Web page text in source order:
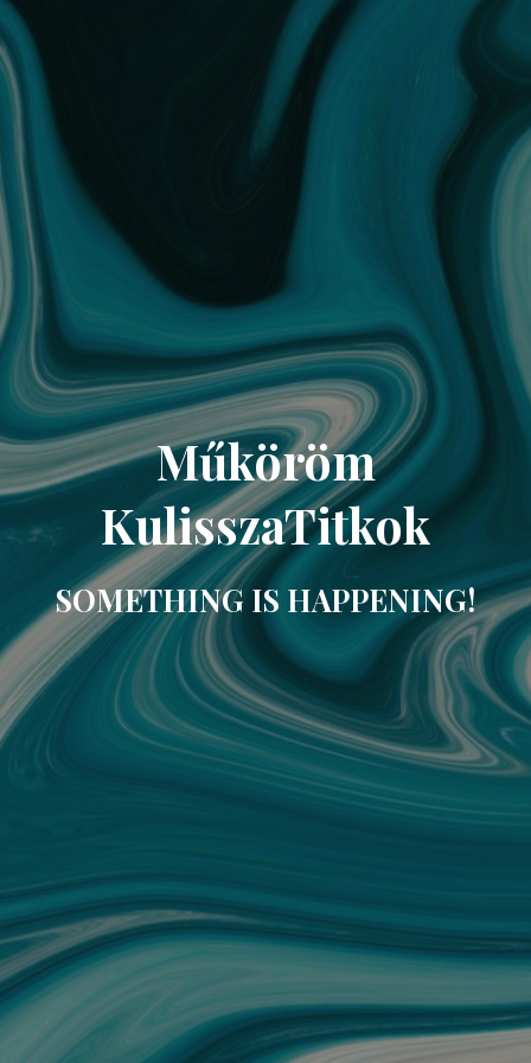
Műköröm
KulisszaTitkok
SOMETHING IS HAPPENING!